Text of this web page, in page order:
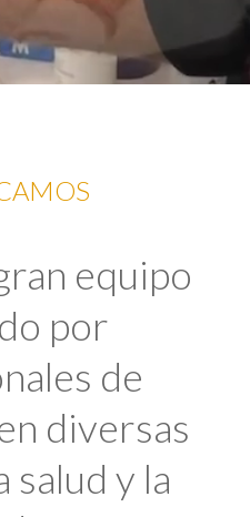
equipo
por
de
diversas
salud y la